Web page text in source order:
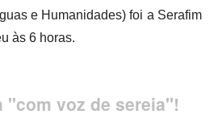
e Humanidades) foi a Serafim
às 6 horas.
"com voz de sereia"!